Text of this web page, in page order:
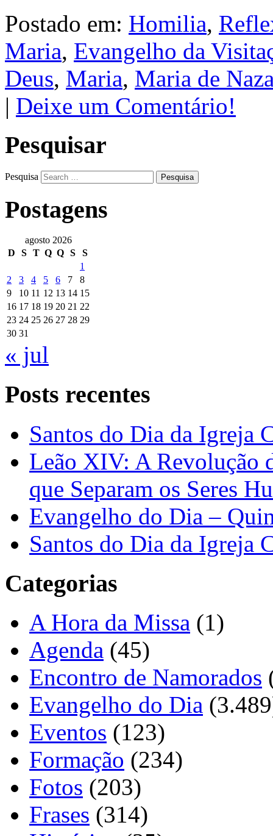
Postado em: Homilia,
Maria, Evangelho da
Deus, Maria, Maria de
| Deixe um Comentário!
Pesquisar
Pesquisa
Postagens
agosto 2026
D
S T Q Q S
S
1
2
3 4 5 6 7
8
9
10 11 12 13 14 15
16 17 18 19 20 21 22
23 24 25 26 27 28 29
30 31
« jul
Posts recentes
Santos do Dia da Igreja
Leão XIV: A Revolução
que Separam os Seres
Evangelho do Dia –
Santos do Dia da Igreja
Categorias
A Hora da Missa (1)
Agenda (45)
Encontro de Namorados
Evangelho do Dia
Eventos (123)
Formação (234)
Fotos (203)
Frases (314)